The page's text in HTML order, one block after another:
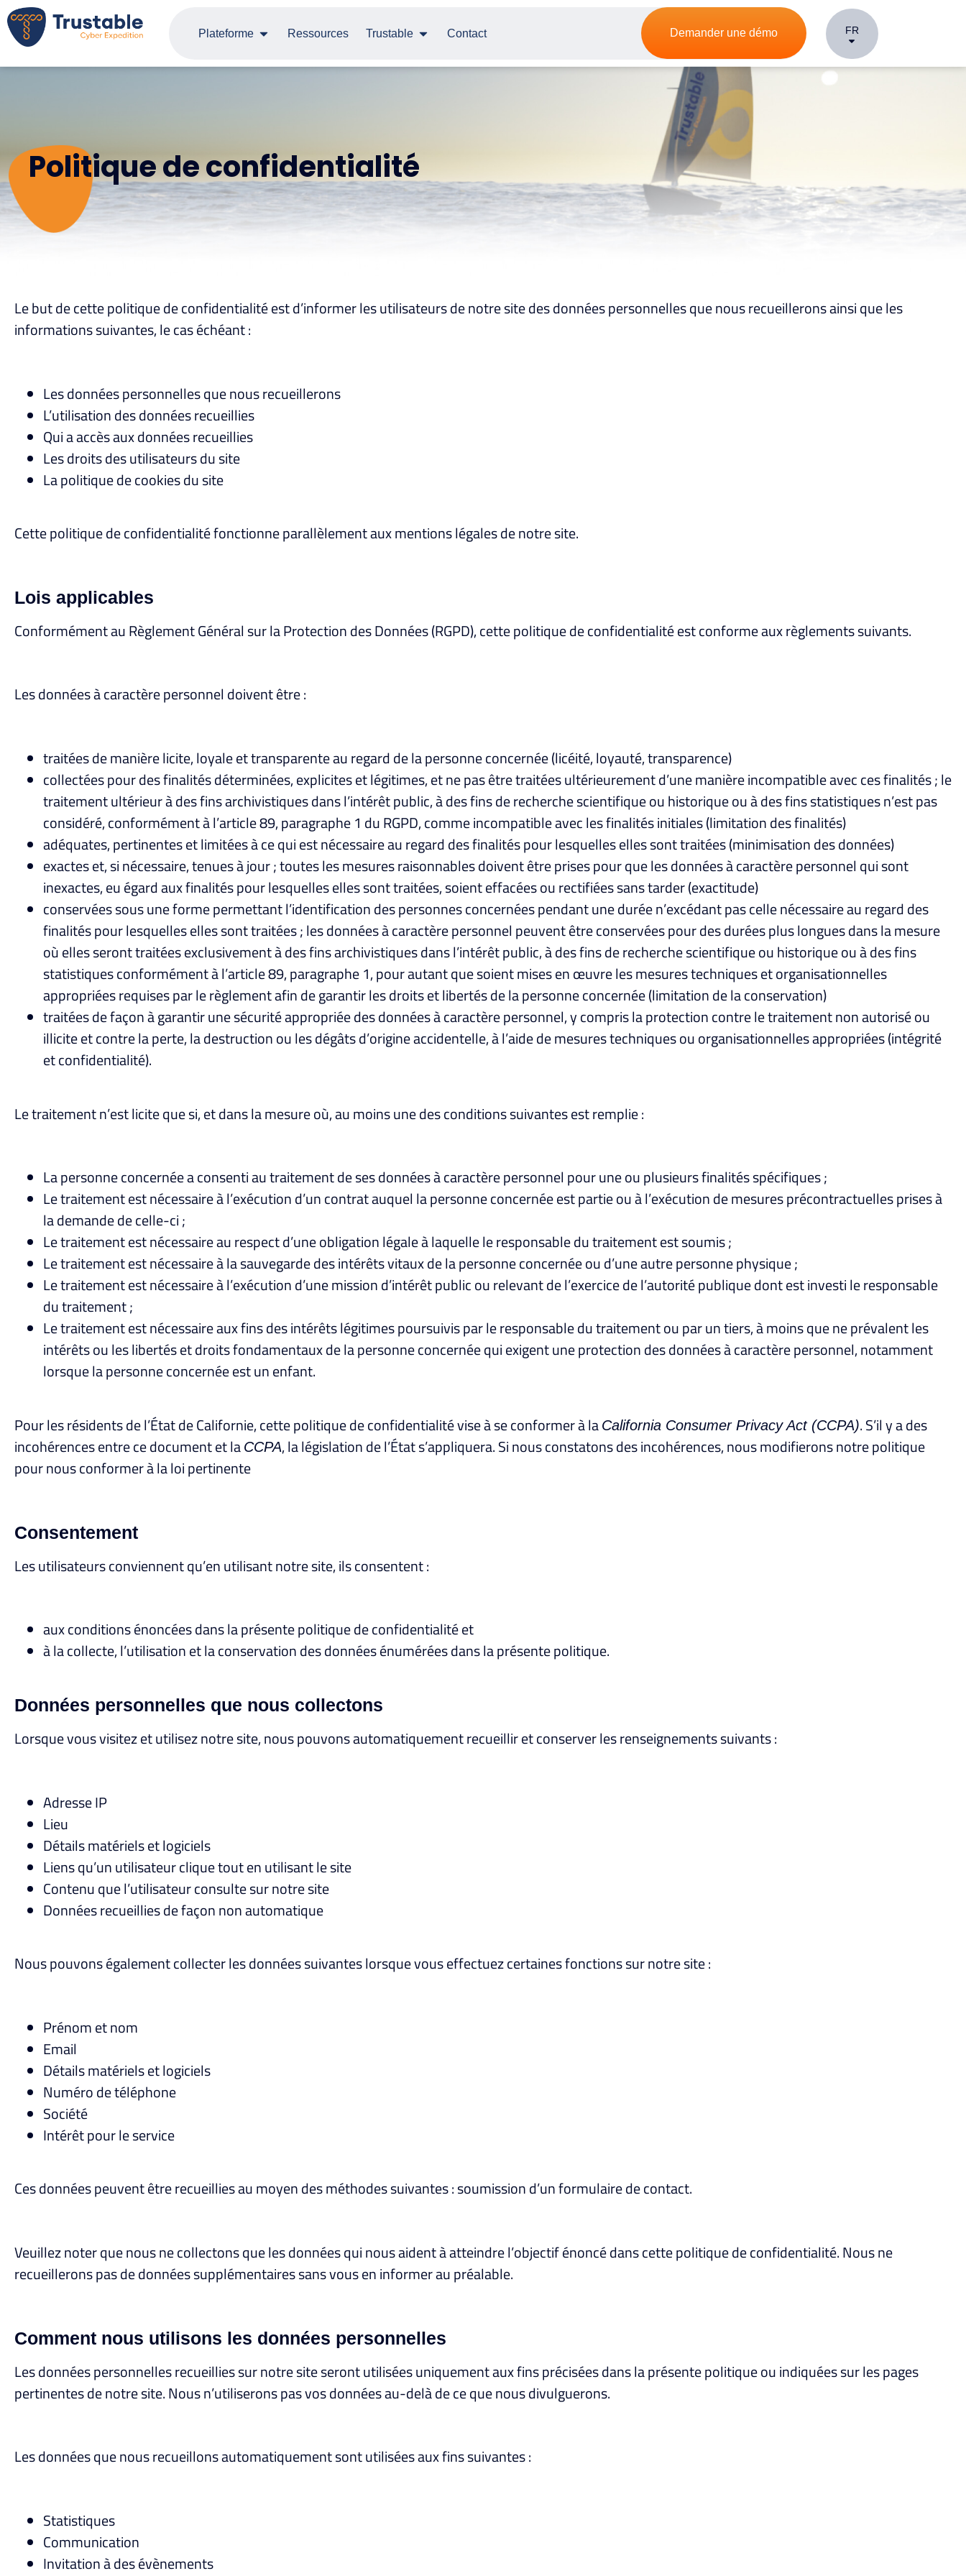
Plateforme Ressources Trustable Contact Demander une démo FR
Politique de confidentialité
Le but de cette politique de confidentialité est d’informer les utilisateurs de notre site des données personnelles que nous recueillerons ainsi que les
informations suivantes, le cas échéant :
Les données personnelles que nous recueillerons
L’utilisation des données recueillies
Qui a accès aux données recueillies
Les droits des utilisateurs du site
La politique de cookies du site
Cette politique de confidentialité fonctionne parallèlement aux mentions légales de notre site.
Lois applicables
Conformément au Règlement Général sur la Protection des Données (RGPD), cette politique de confidentialité est conforme aux règlements suivants.
Les données à caractère personnel doivent être :
traitées de manière licite, loyale et transparente au regard de la personne concernée (licéité, loyauté, transparence)
collectées pour des finalités déterminées, explicites et légitimes, et ne pas être traitées ultérieurement d’une manière incompatible avec ces finalités ; le
traitement ultérieur à des fins archivistiques dans l’intérêt public, à des fins de recherche scientifique ou historique ou à des fins statistiques n’est pas
considéré, conformément à l’article 89, paragraphe 1 du RGPD, comme incompatible avec les finalités initiales (limitation des finalités)
adéquates, pertinentes et limitées à ce qui est nécessaire au regard des finalités pour lesquelles elles sont traitées (minimisation des données)
exactes et, si nécessaire, tenues à jour ; toutes les mesures raisonnables doivent être prises pour que les données à caractère personnel qui sont
inexactes, eu égard aux finalités pour lesquelles elles sont traitées, soient effacées ou rectifiées sans tarder (exactitude)
conservées sous une forme permettant l’identification des personnes concernées pendant une durée n’excédant pas celle nécessaire au regard des
finalités pour lesquelles elles sont traitées ; les données à caractère personnel peuvent être conservées pour des durées plus longues dans la mesure
où elles seront traitées exclusivement à des fins archivistiques dans l’intérêt public, à des fins de recherche scientifique ou historique ou à des fins
statistiques conformément à l’article 89, paragraphe 1, pour autant que soient mises en œuvre les mesures techniques et organisationnelles
appropriées requises par le règlement afin de garantir les droits et libertés de la personne concernée (limitation de la conservation)
traitées de façon à garantir une sécurité appropriée des données à caractère personnel, y compris la protection contre le traitement non autorisé ou
illicite et contre la perte, la destruction ou les dégâts d’origine accidentelle, à l’aide de mesures techniques ou organisationnelles appropriées (intégrité
et confidentialité).
Le traitement n’est licite que si, et dans la mesure où, au moins une des conditions suivantes est remplie :
La personne concernée a consenti au traitement de ses données à caractère personnel pour une ou plusieurs finalités spécifiques ;
Le traitement est nécessaire à l’exécution d’un contrat auquel la personne concernée est partie ou à l’exécution de mesures précontractuelles prises à
la demande de celle-ci ;
Le traitement est nécessaire au respect d’une obligation légale à laquelle le responsable du traitement est soumis ;
Le traitement est nécessaire à la sauvegarde des intérêts vitaux de la personne concernée ou d’une autre personne physique ;
Le traitement est nécessaire à l’exécution d’une mission d’intérêt public ou relevant de l’exercice de l’autorité publique dont est investi le responsable
du traitement ;
Le traitement est nécessaire aux fins des intérêts légitimes poursuivis par le responsable du traitement ou par un tiers, à moins que ne prévalent les
intérêts ou les libertés et droits fondamentaux de la personne concernée qui exigent une protection des données à caractère personnel, notamment
lorsque la personne concernée est un enfant.
Pour les résidents de l’État de Californie, cette politique de confidentialité vise à se conformer à la California Consumer Privacy Act (CCPA). S’il y a des
incohérences entre ce document et la CCPA, la législation de l’État s’appliquera. Si nous constatons des incohérences, nous modifierons notre politique
pour nous conformer à la loi pertinente
Consentement
Les utilisateurs conviennent qu’en utilisant notre site, ils consentent :
aux conditions énoncées dans la présente politique de confidentialité et
à la collecte, l’utilisation et la conservation des données énumérées dans la présente politique.
Données personnelles que nous collectons
Lorsque vous visitez et utilisez notre site, nous pouvons automatiquement recueillir et conserver les renseignements suivants :
Adresse IP
Lieu
Détails matériels et logiciels
Liens qu’un utilisateur clique tout en utilisant le site
Contenu que l’utilisateur consulte sur notre site
Données recueillies de façon non automatique
Nous pouvons également collecter les données suivantes lorsque vous effectuez certaines fonctions sur notre site :
Prénom et nom
Email
Détails matériels et logiciels
Numéro de téléphone
Société
Intérêt pour le service
Ces données peuvent être recueillies au moyen des méthodes suivantes : soumission d’un formulaire de contact.
Veuillez noter que nous ne collectons que les données qui nous aident à atteindre l’objectif énoncé dans cette politique de confidentialité. Nous ne
recueillerons pas de données supplémentaires sans vous en informer au préalable.
Comment nous utilisons les données personnelles
Les données personnelles recueillies sur notre site seront utilisées uniquement aux fins précisées dans la présente politique ou indiquées sur les pages
pertinentes de notre site. Nous n’utiliserons pas vos données au-delà de ce que nous divulguerons.
Les données que nous recueillons automatiquement sont utilisées aux fins suivantes :
Statistiques
Communication
Invitation à des évènements